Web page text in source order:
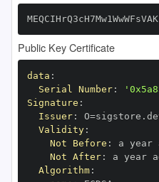
Public Key Certificate
data :
Serial Number:
Signature :
Issuer:
Validity:
Not Before : a year
Not After: a year
Algorithm: